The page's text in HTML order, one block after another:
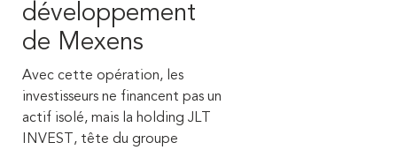
développement
de Mexens
Avec cette opération, les
investisseurs ne financent pas un
actif isolé, mais la holding JLT
INVEST, tête du groupe